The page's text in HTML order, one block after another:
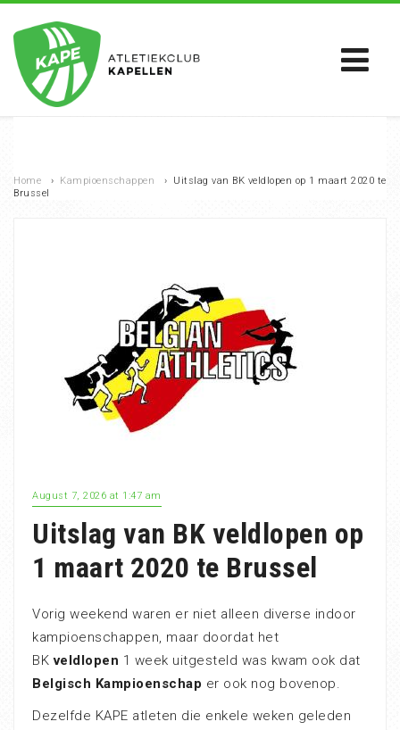
Home › Kampioenschappen › Uitslag van BK veldlopen op 1 maart 2020 te
Brussel
August 7, 2026 at 1:47 am
Uitslag van BK veldlopen op
1 maart 2020 te Brussel
Vorig weekend waren er niet alleen diverse indoor
kampioenschappen, maar doordat het
BKveldlopen 1 week uitgesteld was kwam ook dat
Belgisch Kampioenschap er ook nog bovenop.
Dezelfde KAPE atleten die enkele weken geleden